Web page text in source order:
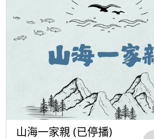
山海一家親 (已停播)